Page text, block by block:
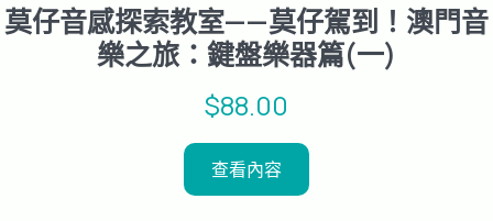
莫仔音感探索教室——莫仔駕到！澳門音
樂之旅：鍵盤樂器篇(一)
$88.00
查看內容